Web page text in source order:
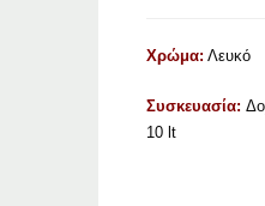
Χρώμα: Λευκό
Συσκευασία:
10 lt